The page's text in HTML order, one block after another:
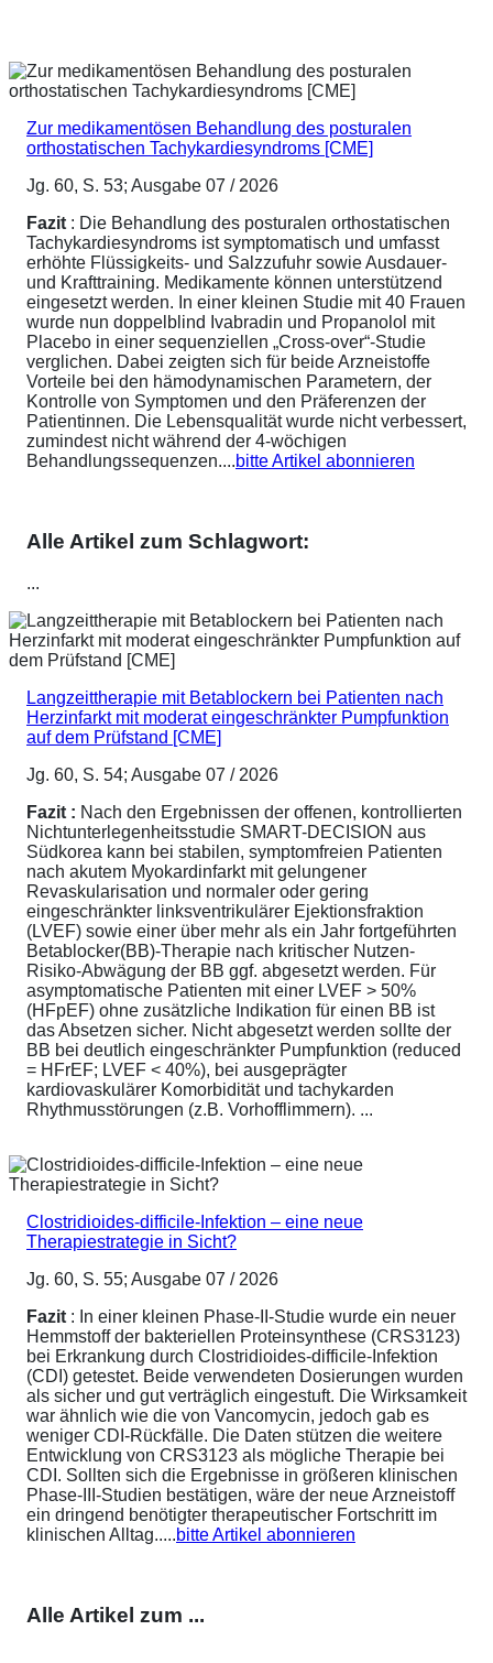
Zur medikamentösen Behandlung des posturalen
orthostatischen Tachykardiesyndroms [CME]
Jg. 60, S. 53; Ausgabe 07 / 2026
Fazit : Die Behandlung des posturalen orthostatischen
Tachykardiesyndroms ist symptomatisch und umfasst
erhöhte Flüssigkeits- und Salzzufuhr sowie Ausdauer-
und Krafttraining. Medikamente können unterstützend
eingesetzt werden. In einer kleinen Studie mit 40 Frauen
wurde nun doppelblind Ivabradin und Propanolol mit
Placebo in einer sequenziellen „Cross-over“-Studie
verglichen. Dabei zeigten sich für beide Arzneistoffe
Vorteile bei den hämodynamischen Parametern, der
Kontrolle von Symptomen und den Präferenzen der
Patientinnen. Die Lebensqualität wurde nicht verbessert,
zumindest nicht während der 4-wöchigen
Behandlungssequenzen....bitte Artikel abonnieren
Alle Artikel zum Schlagwort:
...
Langzeittherapie mit Betablockern bei Patienten nach
Herzinfarkt mit moderat eingeschränkter Pumpfunktion
auf dem Prüfstand [CME]
Jg. 60, S. 54; Ausgabe 07 / 2026
Fazit : Nach den Ergebnissen der offenen, kontrollierten
Nichtunterlegenheitsstudie SMART-DECISION aus
Südkorea kann bei stabilen, symptomfreien Patienten
nach akutem Myokardinfarkt mit gelungener
Revaskularisation und normaler oder gering
eingeschränkter linksventrikulärer Ejektionsfraktion
(LVEF) sowie einer über mehr als ein Jahr fortgeführten
Betablocker(BB)-Therapie nach kritischer Nutzen-
Risiko-Abwägung der BB ggf. abgesetzt werden. Für
asymptomatische Patienten mit einer LVEF > 50%
(HFpEF) ohne zusätzliche Indikation für einen BB ist
das Absetzen sicher. Nicht abgesetzt werden sollte der
BB bei deutlich eingeschränkter Pumpfunktion (reduced
= HFrEF; LVEF < 40%), bei ausgeprägter
kardiovaskulärer Komorbidität und tachykarden
Rhythmusstörungen (z.B. Vorhofflimmern). ...
Clostridioides-difficile-Infektion – eine neue
Therapiestrategie in Sicht?
Jg. 60, S. 55; Ausgabe 07 / 2026
Fazit : In einer kleinen Phase-II-Studie wurde ein neuer
Hemmstoff der bakteriellen Proteinsynthese (CRS3123)
bei Erkrankung durch Clostridioides-difficile-Infektion
(CDI) getestet. Beide verwendeten Dosierungen wurden
als sicher und gut verträglich eingestuft. Die Wirksamkeit
war ähnlich wie die von Vancomycin, jedoch gab es
weniger CDI-Rückfälle. Die Daten stützen die weitere
Entwicklung von CRS3123 als mögliche Therapie bei
CDI. Sollten sich die Ergebnisse in größeren klinischen
Phase-III-Studien bestätigen, wäre der neue Arzneistoff
ein dringend benötigter therapeutischer Fortschritt im
klinischen Alltag.....bitte Artikel abonnieren
Alle Artikel zum ...